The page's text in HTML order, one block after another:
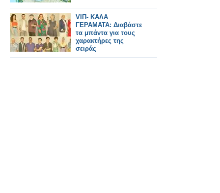
VIΠ- ΚΑΛΑ
ΓΕΡΑΜΑΤΑ: Διαβάστε
τα μπάντα για τους
χαρακτήρες της
σειράς